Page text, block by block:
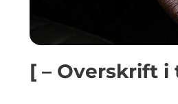
[ – Overskrift i